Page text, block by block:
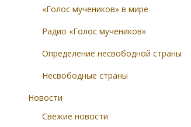
«Голос мучеников» в мире
Радио «Голос мучеников»
Определение несвободной страны
Несвободные страны
Новости
Свежие новости